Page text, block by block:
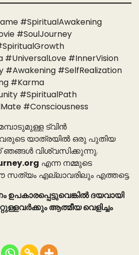
#SpiritualAwakening
#SoulJourney
#UniversalLove #InnerVision
#Awakening #SelfRealization
#Karma
#SpiritualPath
#Consciousness
ട്വിൻ
യാത്രയിൽ ഒരു പുതിയ
ഞങ്ങൾ വിശ്വസിക്കുന്നു.
എന്ന നമ്മുടെ
സത്യം എല്ലാവരിലും എത്തട്ടെ.
ദയവായി
ആത്മീയ വെളിച്ചം